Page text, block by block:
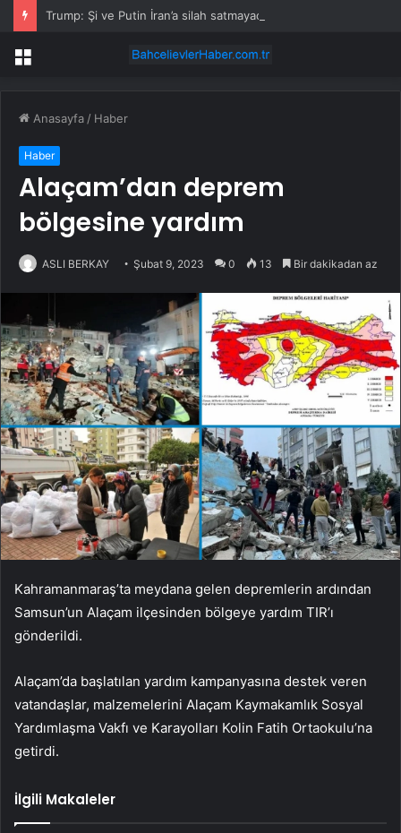
Trump: Şi ve Putin İran’a silah satmayacaklarını söyledi
Menü
Anasayfa / Haber
Haber
Alaçam’dan deprem
bölgesine yardım
ASLI BERKAY Şubat 9, 2023 0 13 Bir dakikadan az
Kahramanmaraş’ta meydana gelen depremlerin ardından
Samsun’un Alaçam ilçesinden bölgeye yardım TIR’ı
gönderildi.
Alaçam’da başlatılan yardım kampanyasına destek veren
vatandaşlar, malzemelerini Alaçam Kaymakamlık Sosyal
Yardımlaşma Vakfı ve Karayolları Kolin Fatih Ortaokulu’na
getirdi.
İlgili Makaleler